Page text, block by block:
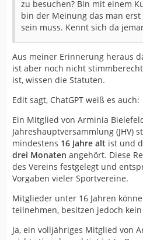
zu besuchen? Bin mit einem
bin der Meinung das man
sein muss. Kennt sich da
Aus meiner Erinnerung heraus
ist aber noch nicht
ist, wissen die Statuten.
Edit sagt, ChatGPT weiß es auch:
Ein Mitglied von Arminia
Jahreshauptversammlung (JHV)
mindestens 16 Jahre alt ist und
drei Monaten angehört. Diese
des Vereins festgelegt und
Vorgaben vieler Sportvereine.
Mitglieder unter 16 Jahren
teilnehmen, besitzen jedoch
Ja, ein volljähriges Mitglied von